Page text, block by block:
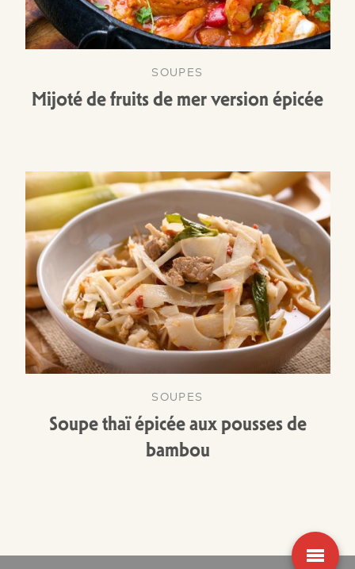
SOUPES
Mijoté de fruits de mer version épicée
SOUPES
Soupe thaï épicée aux pousses de
bambou